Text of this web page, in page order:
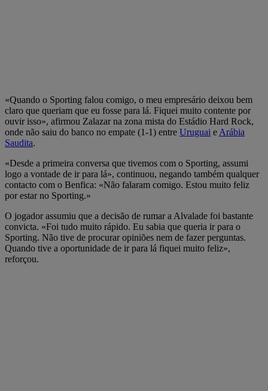
«Quando o Sporting falou comigo, o meu empresário deixou bem
claro que queriam que eu fosse para lá. Fiquei muito contente por
ouvir isso», afirmou Zalazar na zona mista do Estádio Hard Rock,
onde não saiu do banco no empate (1-1) entre Uruguai e Arábia
Saudita.
«Desde a primeira conversa que tivemos com o Sporting, assumi
logo a vontade de ir para lá», continuou, negando também qualquer
contacto com o Benfica: «Não falaram comigo. Estou muito feliz
por estar no Sporting.»
O jogador assumiu que a decisão de rumar a Alvalade foi bastante
convicta. «Foi tudo muito rápido. Eu sabia que queria ir para o
Sporting. Não tive de procurar opiniões nem de fazer perguntas.
Quando tive a oportunidade de ir para lá fiquei muito feliz»,
reforçou.